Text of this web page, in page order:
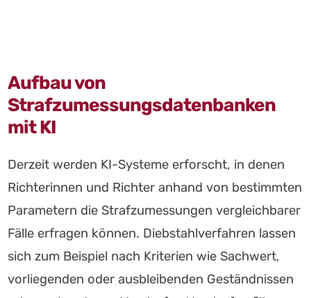
Aufbau von
Strafzumessungsdatenbanken
mit KI
Derzeit werden KI-Systeme erforscht, in denen
Richterinnen und Richter anhand von bestimmten
Parametern die Strafzumessungen vergleichbarer
Fälle erfragen können. Diebstahlverfahren lassen
sich zum Beispiel nach Kriterien wie Sachwert,
vorliegenden oder ausbleibenden Geständnissen